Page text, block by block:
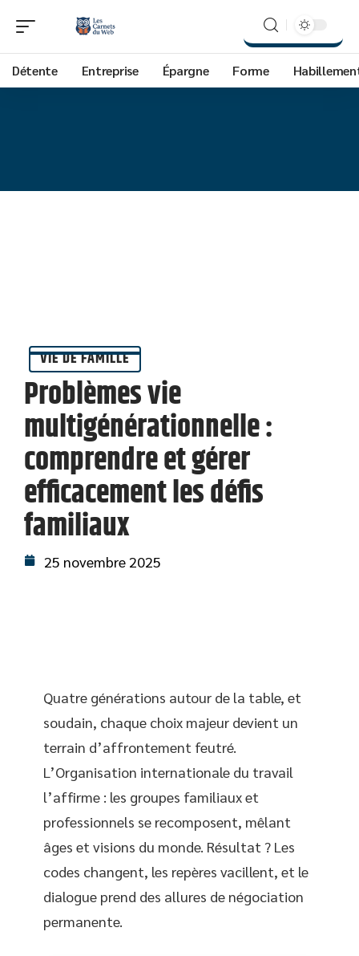
Détente Entreprise Épargne Forme
VIE DE FAMILLE
Problèmes vie
multigénérationnelle :
comprendre et gérer
efficacement les défis
familiaux
25 novembre 2025
Quatre générations autour de la table, et
soudain, chaque choix majeur devient un
terrain d’affrontement feutré.
L’Organisation internationale du travail
l’affirme : les groupes familiaux et
professionnels se recomposent, mêlant
âges et visions du monde. Résultat ? Les
codes changent, les repères vacillent, et le
dialogue prend des allures de négociation
permanente.